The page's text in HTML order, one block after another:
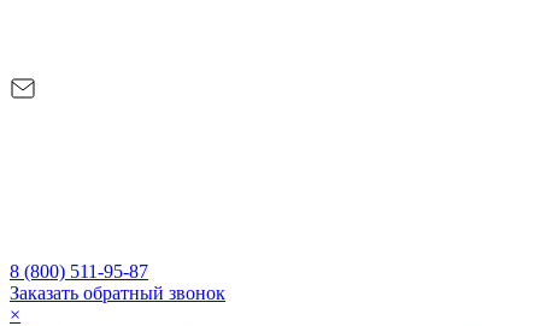
8 (800) 511-95-87
Заказать обратный звонок
×